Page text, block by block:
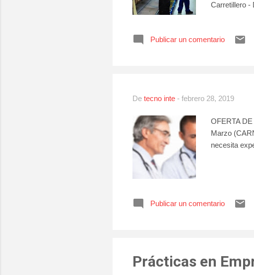
Carretillero -
Publicar un comentario
De tecno inte - febrero 28, 2019
OFERTA
Marzo
necesita
Publicar un comentario
Prácticas en